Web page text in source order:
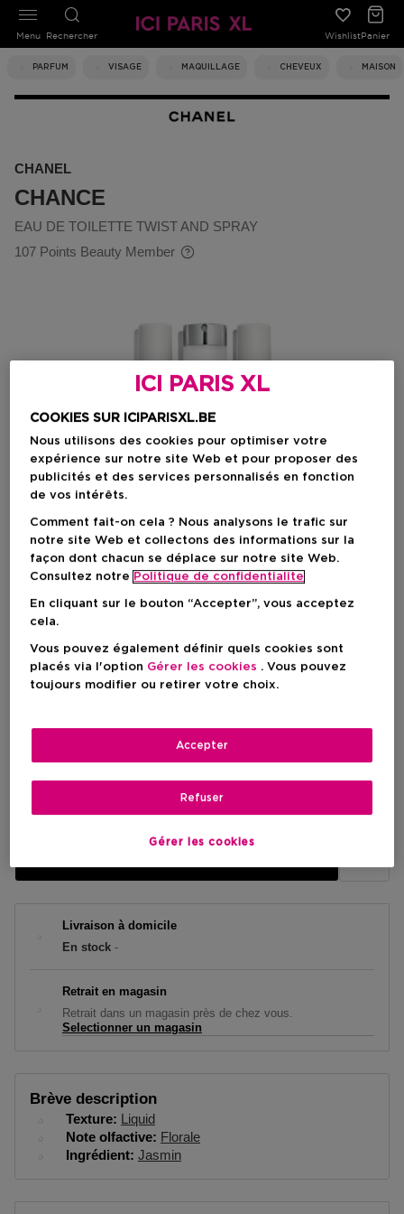
Rechercher WishlistPanier
PARFUM VISAGE MAQUILLAGE CHEVEUX MAISON
Menu
CHANEL
CHANCE
EAU DE TOILETTE TWIST AND SPRAY
107 Points Beauty Member
Choisissez votre format
3 ST
3 ST
Livraison à domicile
En stock -
Retrait en magasin
Retrait dans un magasin près de chez vous.
Selectionner un magasin
Brève description
Texture Liquid
Note olfactive Florale
Ingrédient Jasmin
ICI PARIS XL
COOKIES SUR ICIPARISXL.BE
Nous utilisons des cookies pour optimiser votre
expérience sur notre site Web et pour proposer des
publicités et des services personnalisés en fonction
de vos intérêts.
Comment fait-on cela ? Nous analysons le trafic sur
notre site Web et collectons des informations sur la
façon dont chacun se déplace sur notre site Web.
Consultez notre Politique de confidentialite
En cliquant sur le bouton “Accepter”, vous acceptez
cela.
Vous pouvez également définir quels cookies sont
placés via l'option Gérer les cookies . Vous pouvez
toujours modifier ou retirer votre choix.
Gérer les cookies
Refuser
Accepter